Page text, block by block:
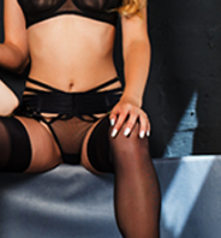
seks
u seksu i želite da
žene i parovi
oglas koji vam se
ćaskati, pa čak i
iskustava.
pa je lako i
žene ili
o sebi i/ili